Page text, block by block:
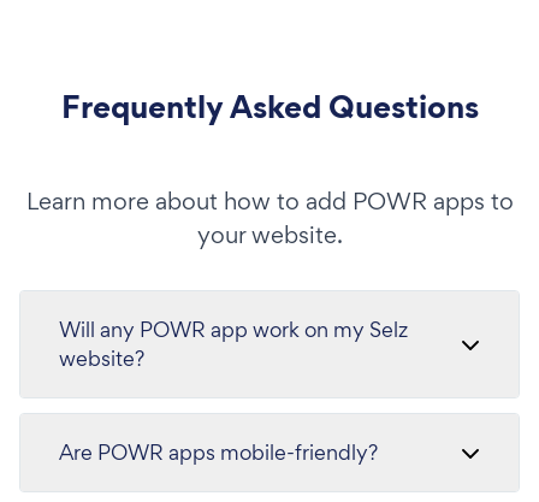
Frequently Asked Questions
Learn more about how to add POWR apps to
your website.
Will any POWR app work on my Selz
website?
Are POWR apps mobile-friendly?